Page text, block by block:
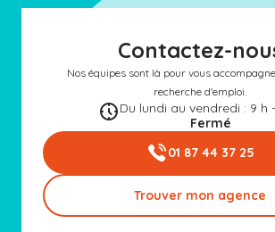
Contactez-
Nos équipes sont là pour vous
recherche d'emploi.
Du lundi au vendredi : 9 h
Fermé
01 87 44 37 25
Trouver mon agence